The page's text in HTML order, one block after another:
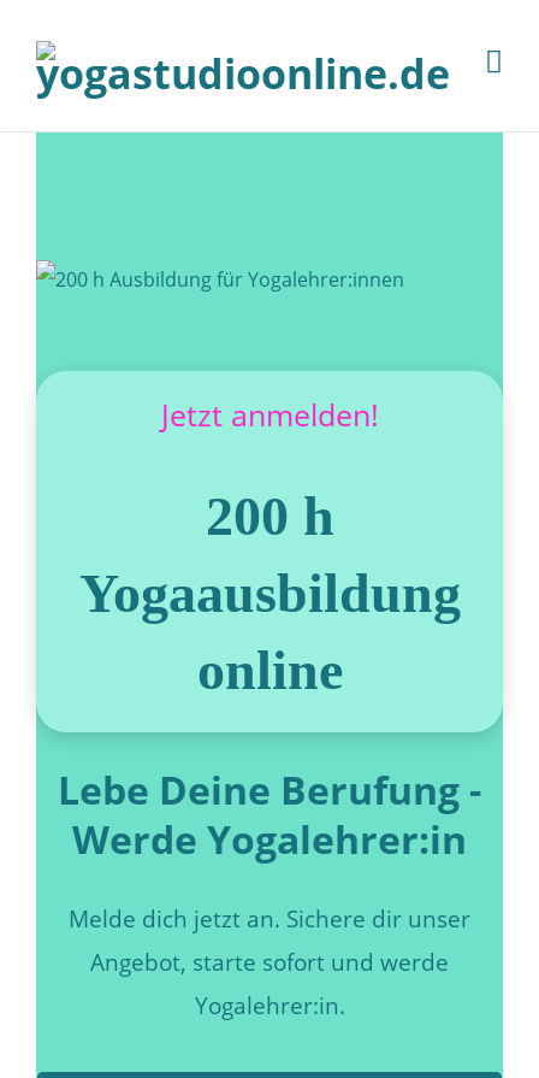
Jetzt anmelden!
200 h
Yogaausbildung
online
Lebe Deine Berufung -
Werde Yogalehrer:in
Melde dich jetzt an. Sichere dir unser
Angebot, starte sofort und werde
Yogalehrer:in.